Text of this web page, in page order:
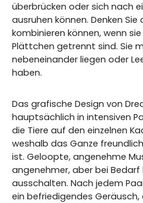
überbrücken oder sich nach
ausruhen können. Denken Sie
kombinieren können, wenn
Plättchen getrennt sind. Sie
nebeneinander liegen oder
haben.
Das grafische Design von
hauptsächlich in intensiven
die Tiere auf den einzelnen
weshalb das Ganze
ist. Geloopte, angenehme
angenehmer, aber bei Bedarf
ausschalten. Nach jedem
ein befriedigendes